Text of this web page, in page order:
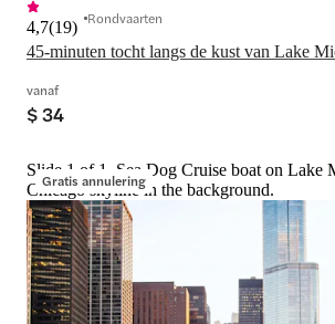
45-minuten tocht langs de kust van Lake
4,7(19) Rondvaarten
vanaf
$ 34
Gratis annulering
Slide 1 of 1, Sea Dog Cruise boat on Lake
Chicago skyline in the background.